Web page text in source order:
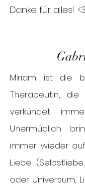
Danke für alles! <3
Miriam ist die
Therapeutin,
verkündet
Unermüdlich
immer wieder
Liebe
oder Universum,